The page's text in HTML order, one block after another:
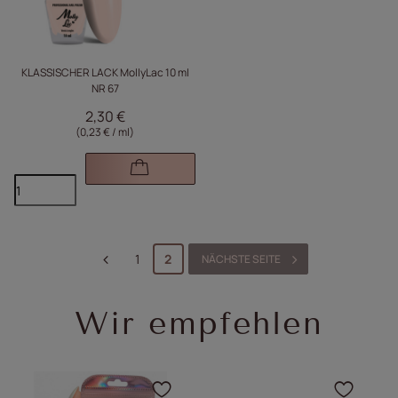
KLASSISCHER LACK MollyLac 10 ml
NR 67
2,30 €
(0,23 € / ml)
1 2 NÄCHSTE SEITE
Wir empfehlen